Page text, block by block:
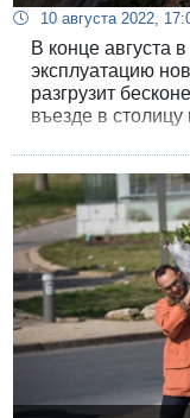
10 августа 2022,
В конце августа
эксплуатацию
разгрузит
въезде в